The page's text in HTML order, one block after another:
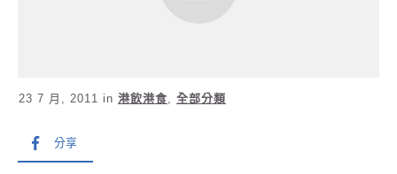
23 7 月, 2011 in 港飲港食, 全部分類
分享